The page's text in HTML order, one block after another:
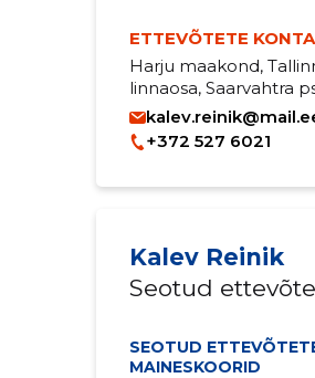
ETTEVÕTETE
Harju maakond,
linnaosa, Saarvahtra
+372 527 6021
Kalev Reinik
Seotud
SEOTUD
MAINESKOORID